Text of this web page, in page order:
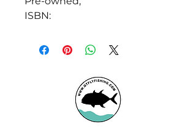
ISBN: